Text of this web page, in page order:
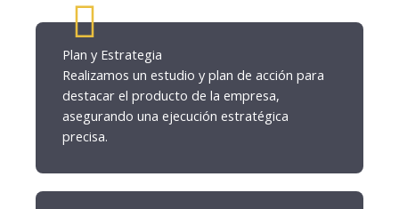
Plan y Estrategia
Realizamos un estudio y plan de acción para
destacar el producto de la empresa,
asegurando una ejecución estratégica
precisa.